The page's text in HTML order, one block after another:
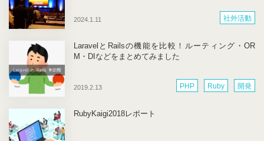
2024.1.11 社外活動
2019.2.13
LaravelとRailsの機能を比較！ルーティング・OR
M・DIなどをまとめてみました
PHP Ruby 開発
RubyKaigi2018レポート